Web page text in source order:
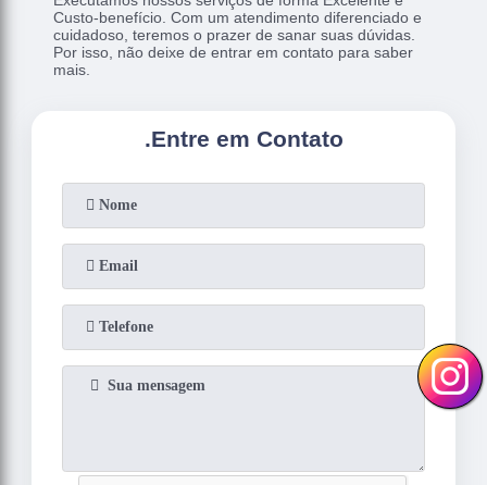
Custo-benefício. Com um atendimento diferenciado e
cuidadoso, teremos o prazer de sanar suas dúvidas.
Por isso, não deixe de entrar em contato para saber
mais.
.Entre em Contato